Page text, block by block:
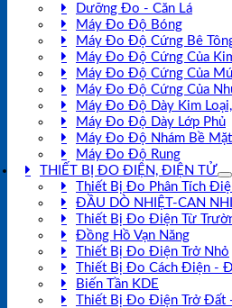
Dưỡng Đo - Căn Lá
Máy Đo Độ Bóng
Máy Đo Độ Cứng Bê
Máy Đo Độ Cứng Của
Máy Đo Độ Cứng Của
Máy Đo Độ Cứng Của
Máy Đo Độ Dày Kim
Máy Đo Độ Dày Lớp Phủ
Máy Đo Độ Nhám Bề Mặt
Máy Đo Độ Rung
THIẾT BỊ ĐO ĐIỆN, ĐIỆN TỬ
Thiết Bị Đo Phân Tích
ĐẦU DÒ NHIỆT-CAN
Thiết Bị Đo Điện Từ
Đồng Hồ Vạn Năng
Thiết Bị Đo Điện Trở Nhỏ
Thiết Bị Đo Cách Điện -
Biến Tần KDE
Thiết Bị Đo Điện Trở Đất